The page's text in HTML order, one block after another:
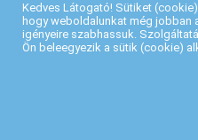
Kedves Látogató! Sütiket
hogy weboldalunkat még jobban
igényeire szabhassuk.
Ön beleegyezik a sütik (cookie)